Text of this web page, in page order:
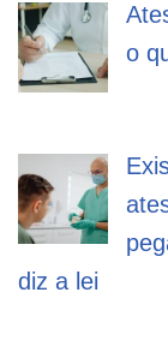
o
diz a lei